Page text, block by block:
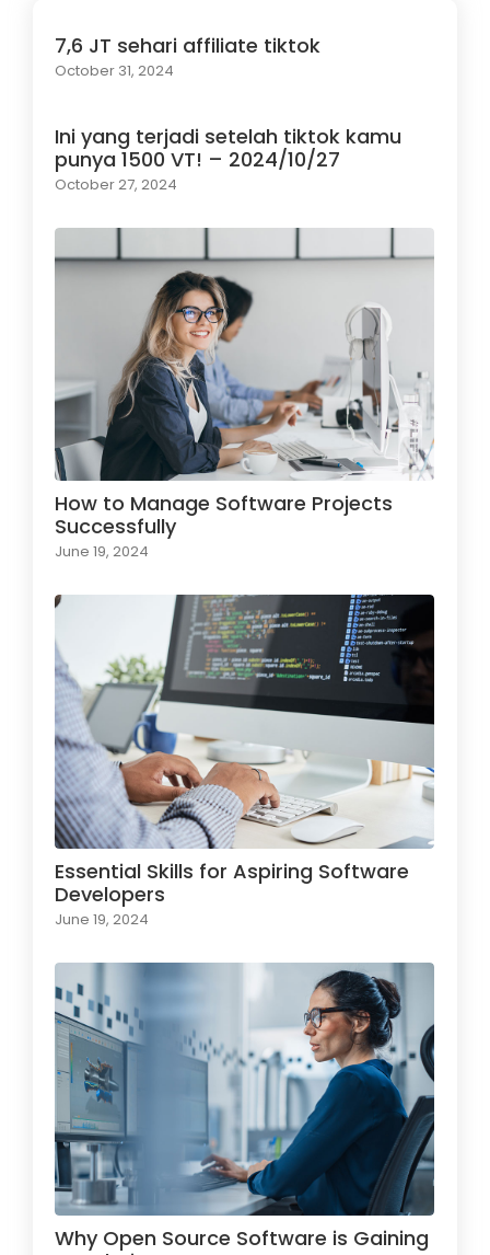
7,6 JT sehari affiliate tiktok
October 31, 2024
Ini yang terjadi setelah tiktok kamu
punya 1500 VT! – 2024/10/27
October 27, 2024
How to Manage Software Projects
Successfully
June 19, 2024
Essential Skills for Aspiring Software
Developers
June 19, 2024
Why Open Source Software is Gaining